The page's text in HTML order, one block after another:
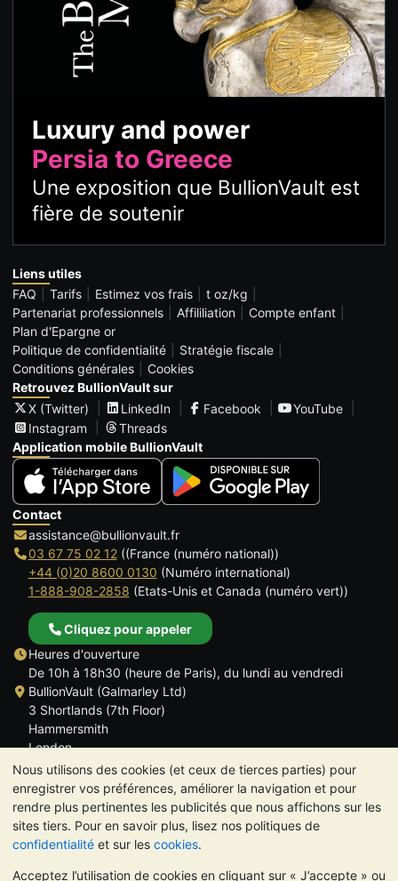
Nous utilisons des cookies (et ceux de tierces parties) pour
enregistrer vos préférences, améliorer la navigation et pour
rendre plus pertinentes les publicités que nous affichons sur les
sites tiers. Pour en savoir plus, lisez nos politiques de
confidentialité et sur les cookies.
Acceptez l’utilisation de cookies en cliquant sur « J’accepte » ou
Luxury and power
Persia to Greece
Une exposition que BullionVault est
fière de soutenir
Liens utiles
FAQ
Tarifs Estimez vos frais
t oz/kg
Partenariat professionnels
Affililiation
Compte enfant
Plan d'Epargne or
Politique de confidentialité
Stratégie fiscale
Conditions générales
Cookies
Retrouvez BullionVault sur
X (Twitter)
LinkedIn Facebook
YouTube
Instagram
Threads
Application mobile BullionVault
Contact
assistance@bullionvault.fr
03 67 75 02 12((France (numéro national))
+44 (0)20 8600 0130 (Numéro international)
1-888-908-2858 (Etats-Unis et Canada (numéro vert))
Cliquez pour appeler
Heures d'ouverture
De 10h à 18h30 (heure de Paris), du lundi au vendredi
BullionVault (Galmarley Ltd)
3 Shortlands (7th Floor)
Hammersmith
London
W6 8DA
ROYAUME UNI
TrustScore 4.6 | 534 avis